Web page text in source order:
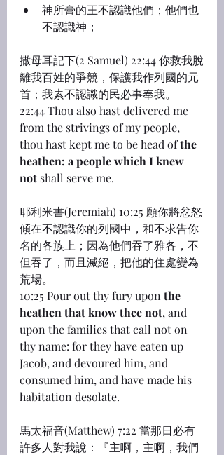
神所膏的王不認識他們；他們也
不認識神；
撒母耳記下(2 Samuel) 22:44 你救我脫
離我百姓的爭競，保護我作列國的元
首；我素不認識的民必事奉我。
22:44 Thou also hast delivered me
from the strivings of my people,
thou hast kept me to be head of the
heathen: a people which I knew
not shall serve me.
耶利米書(Jeremiah) 10:25 願你將忿怒
傾在不認識你的列國中，和不求告你
名的各族上；因為他們吞了雅各，不
但吞了，而且滅絕，把他的住處變為
荒場。
10:25 Pour out thy fury upon the
heathen that know thee not, and
upon the families that call not on
thy name: for they have eaten up
Jacob, and devoured him, and
consumed him, and have made his
habitation desolate.
馬太福音(Matthew) 7:22 當那日必有
許多人對我說：『主啊，主啊，我們